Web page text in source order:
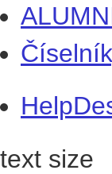
text size